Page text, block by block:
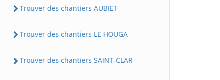
Trouver des chantiers AUBIET
Trouver des chantiers LE HOUGA
Trouver des chantiers SAINT-CLAR